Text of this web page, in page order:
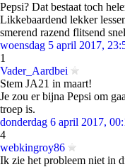
Pepsi? Dat bestaat toch
Likkebaardend lekker
smerend razend flitsend
woensdag 5 april 2017,
1
Vader_Aardbei
Stem JA21 in maart!
Je zou er bijna Pepsi om
troep is.
donderdag 6 april 2017,
4
webkingroy86
Ik zie het probleem niet in